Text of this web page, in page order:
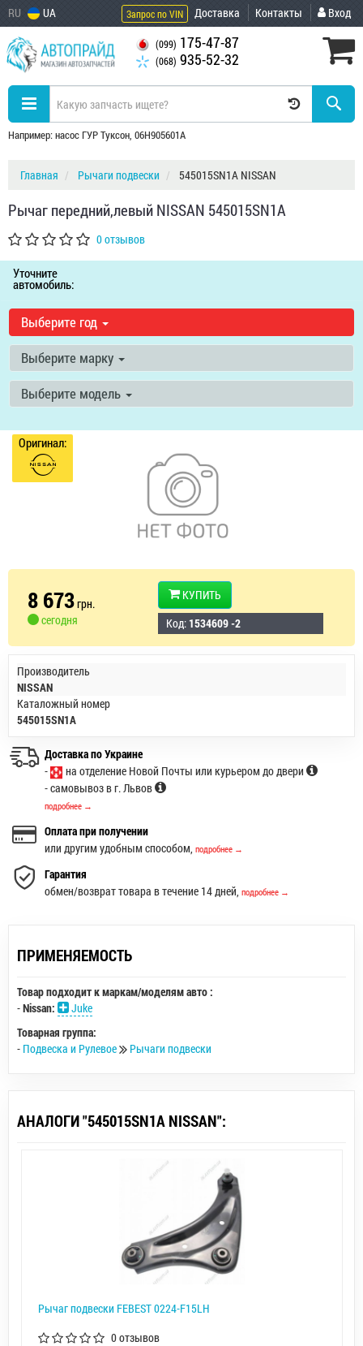
RU UA Запрос по VIN Доставка Контакты Вход
(099) 175-47-87
(068) 935-52-32
Например: насос ГУР Туксон, 06H905601A
Главная Рычаги подвески 545015SN1A NISSAN
Рычаг передний,левый NISSAN 545015SN1A
0 отзывов
Уточните
автомобиль:
Выберите год
Выберите марку
Выберите модель
Оригинал:
8 673грн.
сегодня
КУПИТЬ
Код: 1534609 -2
Производитель
NISSAN
Каталожный номер
545015SN1A
Доставка по Украине
-
на отделение Новой Почты или курьером до двери
- самовывоз в г. Львов
подробнее →
Оплата при получении
или другим удобным способом, подробнее →
Гарантия
обмен/возврат товара в течение 14 дней, подробнее →
ПРИМЕНЯЕМОСТЬ
Товар подходит к маркам/моделям авто :
-Nissan:
Juke
Товарная группа:
- Подвеска и Рулевое Рычаги подвески
АНАЛОГИ "545015SN1A NISSAN":
Рычаг подвески FEBEST 0224-F15LH
0 отзывов